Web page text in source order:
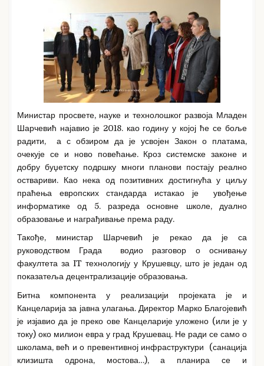
Министар просвете, науке и технолошког развоја Младен
Шарчевић најавио је 2018. као годину у којој ће се боље
радити, а с обзиром да је усвојен Закон о платама,
очекује се и ново повећање. Кроз системске законе и
добру буџетску подршку многи планови постају реално
оствариви. Као нека од позитивних достигнућа у циљу
праћења европских стандарда истакао је увођење
информатике од 5. разреда основне школе, дуално
образовање и награђивање према раду.
Такође, министар Шарчевић је рекао да је са
руководством Града водио разговор о оснивању
факултета за IT технологију у Крушевцу, што је један од
показатеља децентрализације образовања.
Битна компонента у реализацији пројеката је и
Канцеларија за јавна улагања. Директор Марко Благојевић
је изјавио да је преко ове Канцеларије уложено (или је у
току) око милион евра у град Крушевац. Не ради се само о
школама, већ и о превентивној инфраструктури (санација
клизишта одрона, мостова…), а планира се и